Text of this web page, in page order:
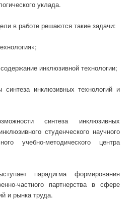
уклада.
в работе решаются такие задачи:
инклюзивной технологии;
инклюзивных технологий и
синтеза инклюзивных
студенческого научного
учебно-методического центра
парадигма формирования
частного партнерства в сфере
и рынка труда.